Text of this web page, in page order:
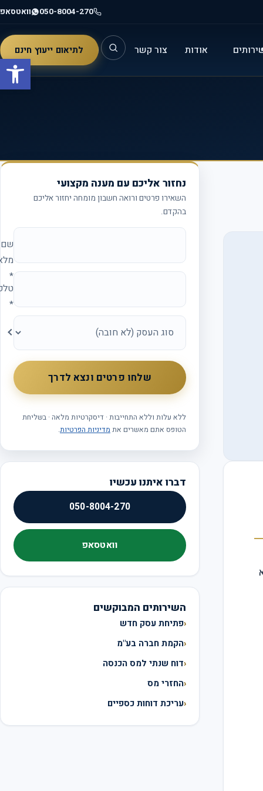
פתח
050-8004-270 וואטסאפ
אודות צור קשר לתיאום ייעוץ חינם
נחזור אליכם עם מענה מקצועי
השאירו פרטים ורואה חשבון מומחה יחזור אליכם
בהקדם.
אתר החברה (להשאיר ריק)
שם
*
*
העסק
שלחו פרטים ונצא לדרך
ללא עלות וללא התחייבות · דיסקרטיות מלאה · בשליחת
הטופס אתם מאשרים את מדיניות הפרטיות.
דברו איתנו עכשיו
050-8004-270
וואטסאפ
השירותים המבוקשים
פתיחת עסק חדש
הקמת חברה בע"מ
דוח שנתי למס הכנסה
החזרי מס
עריכת דוחות כספיים